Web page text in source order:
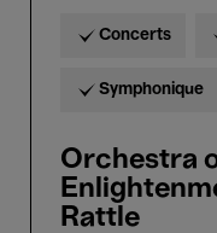
Concerts
Symphonique
Orchestra
Rattle